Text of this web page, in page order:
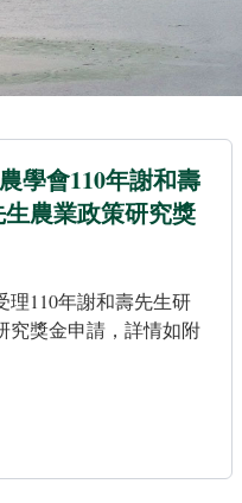
學會110年謝和壽
農業政策研究獎
理110年謝和壽先生研
究獎金申請，詳情如附